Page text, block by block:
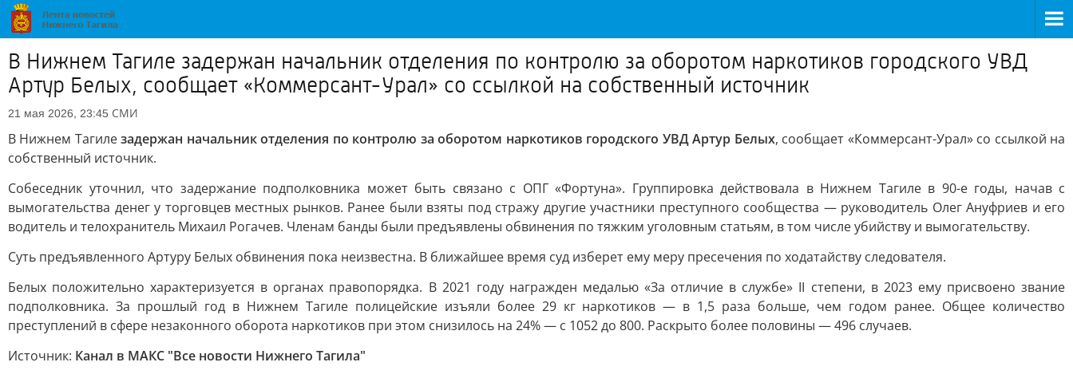
В Нижнем Тагиле задержан начальник отделения по контролю за оборотом наркотиков городского УВД
Артур Белых, сообщает «Коммерсант-Урал» со ссылкой на собственный источник
21 мая 2026, 23:45 СМИ
В Нижнем Тагилезадержан начальник отделения по контролю за оборотом наркотиков городского УВД Артур Белых, сообщает «Коммерсант-Урал» со ссылкой на
собственный источник.
Собеседник уточнил, что задержание подполковника может быть связано с ОПГ «Фортуна». Группировка действовала в Нижнем Тагиле в 90-е годы, начав с
вымогательства денег у торговцев местных рынков. Ранее были взяты под стражу другие участники преступного сообщества — руководитель Олег Ануфриев и его
водитель и телохранитель Михаил Рогачев. Членам банды были предъявлены обвинения по тяжким уголовным статьям, в том числе убийству и вымогательству.
Суть предъявленного Артуру Белых обвинения пока неизвестна. В ближайшее время суд изберет ему меру пресечения по ходатайству следователя.
Белых положительно характеризуется в органах правопорядка. В 2021 году награжден медалью «За отличие в службе» II степени, в 2023 ему присвоено звание
подполковника. За прошлый год в Нижнем Тагиле полицейские изъяли более 29 кг наркотиков — в 1,5 раза больше, чем годом ранее. Общее количество
преступлений в сфере незаконного оборота наркотиков при этом снизилось на 24% — с 1052 до 800. Раскрыто более половины — 496 случаев.
Источник: Канал в МАКС "Все новости Нижнего Тагила"